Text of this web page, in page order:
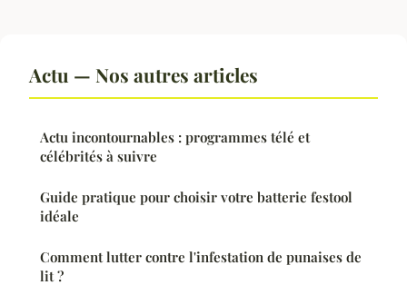
Actu — Nos autres articles
Actu incontournables : programmes télé et
célébrités à suivre
Guide pratique pour choisir votre batterie festool
idéale
Comment lutter contre l'infestation de punaises de
lit ?